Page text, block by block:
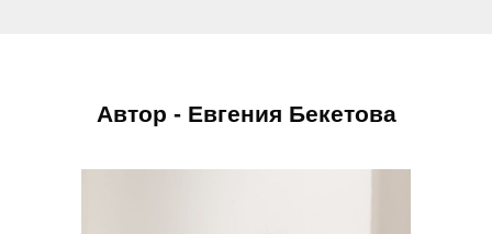
Автор - Евгения Бекетова